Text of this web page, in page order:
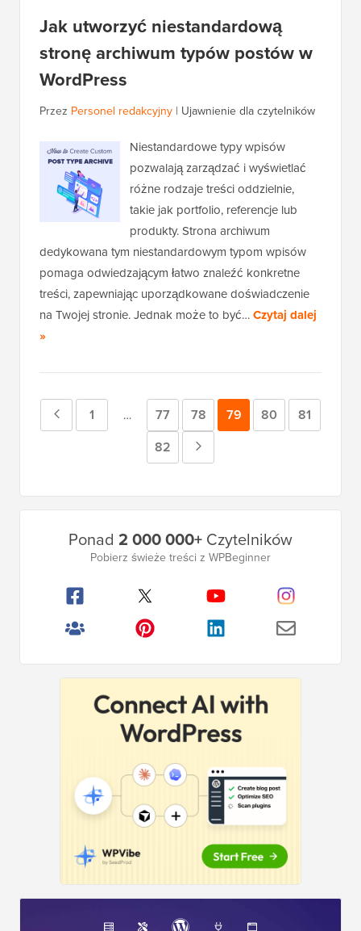
Jak utworzyć niestandardową
stronę archiwum typów postów w
WordPress
Przez Personel redakcyjny | Ujawnienie dla czytelników
Niestandardowe typy wpisów
pozwalają zarządzać i wyświetlać
różne rodzaje treści oddzielnie,
takie jak portfolio, referencje lub
produkty. Strona archiwum
dedykowana tym niestandardowym typom wpisów
pomaga odwiedzającym łatwo znaleźć konkretne
treści, zapewniając uporządkowane doświadczenie
na Twojej stronie. Jednak może to być…Czytaj dalej
»
Poprzednia
Strona
1
Strony
tymczasowe
pominięte
… Strona
77 Strona
78 Strona
79 Strona
80 Strona
81
Strona
82
Ponad 2 000 000+ Czytelników
Pobierz świeże treści z WPBeginner